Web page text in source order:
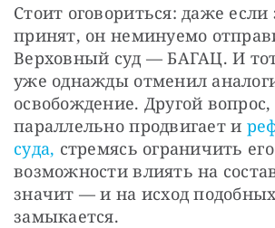
Стоит оговориться: даже если
принят, он неминуемо
Верховный суд — БАГАЦ. И
уже однажды отменил
освобождение. Другой
параллельно продвигает и
суда, стремясь ограничить его
возможности влиять на
значит — и на исход
замыкается.